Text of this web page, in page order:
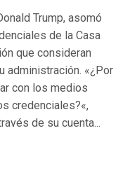
Trump, asomó
de la Casa
que consideran
administración. «¿Por
con los medios
credenciales?«,
de su cuenta...